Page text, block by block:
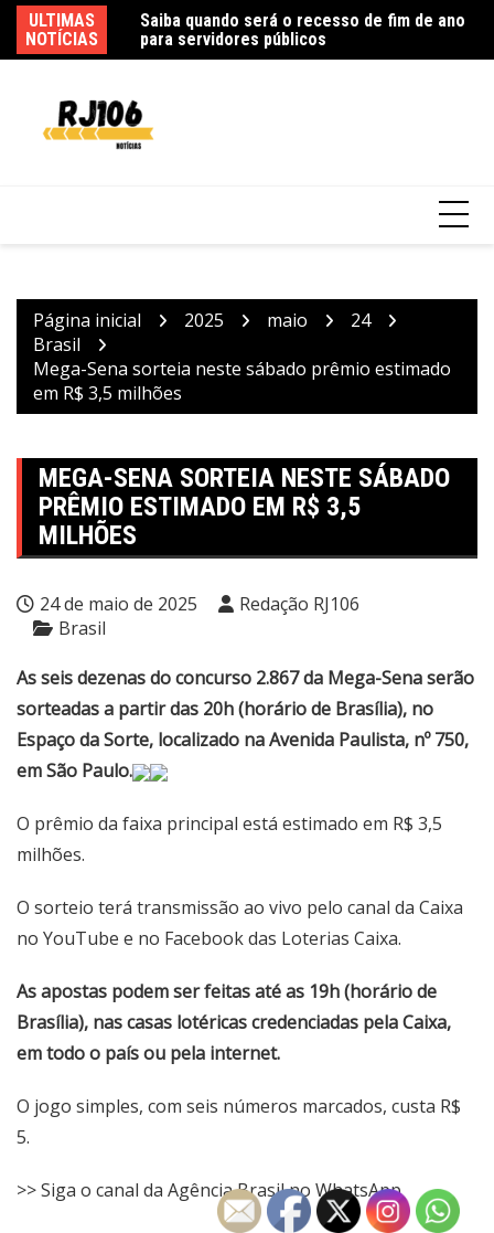
para
o
ULTIMAS
NOTÍCIAS
subtraídos
Saiba quando será o recesso de fim de ano
para servidores públicos
Página inicial 2025 maio
24
Brasil
Mega-Sena sorteia neste sábado prêmio estimado
em R$ 3,5 milhões
MEGA-SENA SORTEIA NESTE SÁBADO
PRÊMIO ESTIMADO EM R$ 3,5
MILHÕES
24 de maio de 2025
Redação RJ106
Brasil
As seis dezenas do concurso 2.867 da Mega-Sena serão
sorteadas a partir das 20h (horário de Brasília), no
Espaço da Sorte, localizado na Avenida Paulista, nº 750,
em São Paulo.
O prêmio da faixa principal está estimado em R$ 3,5
milhões.
O sorteio terá transmissão ao vivo pelo canal da Caixa
no YouTube e no Facebook das Loterias Caixa.
As apostas podem ser feitas até as 19h (horário de
Brasília), nas casas lotéricas credenciadas pela Caixa,
em todo o país ou pela internet.
O jogo simples, com seis números marcados, custa R$
5.
>> Siga o canal da Agência Brasil no WhatsApp